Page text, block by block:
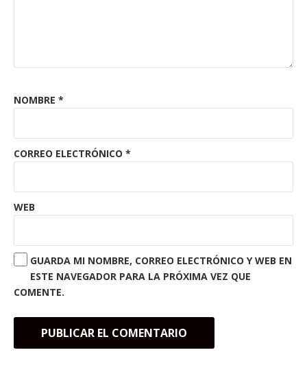
NOMBRE *
CORREO ELECTRÓNICO *
WEB
GUARDA MI NOMBRE, CORREO ELECTRÓNICO Y WEB EN
ESTE NAVEGADOR PARA LA PRÓXIMA VEZ QUE
COMENTE.